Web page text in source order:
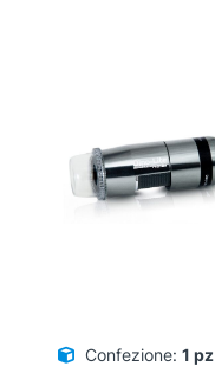
Confezione: 1 pz